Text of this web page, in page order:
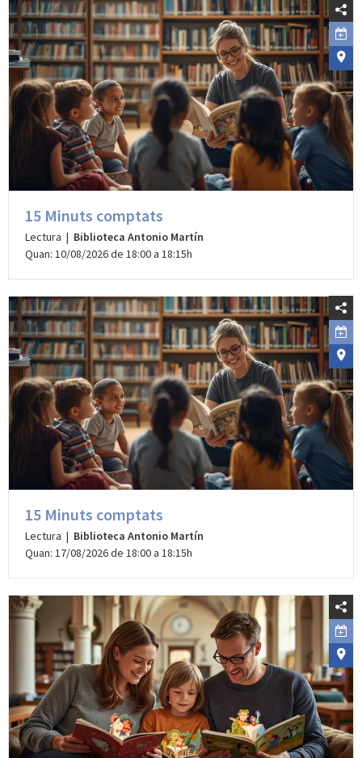
15 Minuts comptats
Lectura | Biblioteca Antonio Martín
Quan: 10/08/2026 de 18:00 a 18:15h
15 Minuts comptats
Lectura | Biblioteca Antonio Martín
Quan: 17/08/2026 de 18:00 a 18:15h